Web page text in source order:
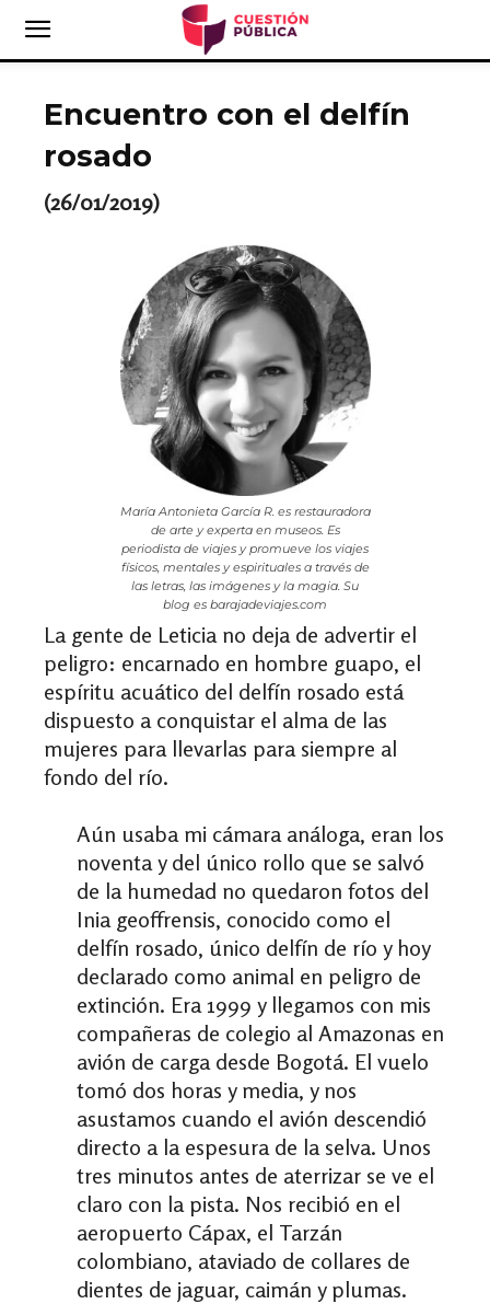
Encuentro con el delfín
rosado
(26/01/2019)
María Antonieta García R. es restauradora
de arte y experta en museos. Es
periodista de viajes y promueve los viajes
físicos, mentales y espirituales a través de
las letras, las imágenes y la magia. Su
blog es barajadeviajes.com
La gente de Leticia no deja de advertir el
peligro: encarnado en hombre guapo, el
espíritu acuático del delfín rosado está
dispuesto a conquistar el alma de las
mujeres para llevarlas para siempre al
fondo del río.
Aún usaba mi cámara análoga, eran los
noventa y del único rollo que se salvó
de la humedad no quedaron fotos del
Inia geoffrensis, conocido como el
delfín rosado, único delfín de río y hoy
declarado como animal en peligro de
extinción. Era 1999 y llegamos con mis
compañeras de colegio al Amazonas en
avión de carga desde Bogotá. El vuelo
tomó dos horas y media, y nos
asustamos cuando el avión descendió
directo a la espesura de la selva. Unos
tres minutos antes de aterrizar se ve el
claro con la pista. Nos recibió en el
aeropuerto Cápax, el Tarzán
colombiano, ataviado de collares de
dientes de jaguar, caimán y plumas.